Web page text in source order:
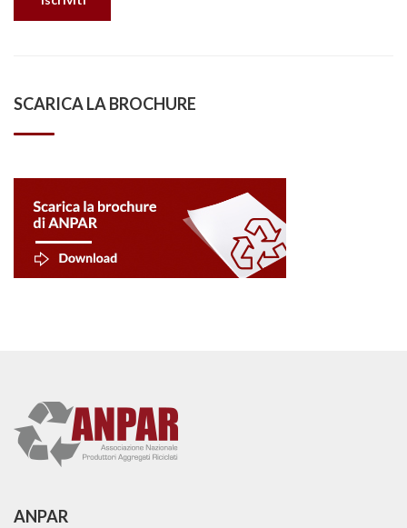
SCARICA LA BROCHURE
ANPAR